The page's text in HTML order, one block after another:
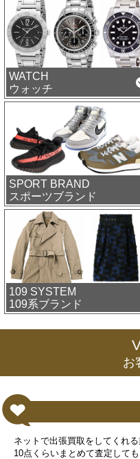
WATCH
ウォッチ
SPORT BRAND
スポーツブランド
109 SYSTEM
109系ブランド
お
ネットで出張買取をしてくれ
10点くらいまとめて査定して